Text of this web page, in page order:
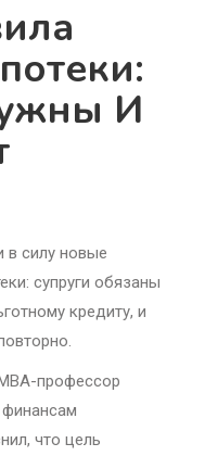
И
в силу новые
супруги обязаны
кредиту, и
профессор
что цель